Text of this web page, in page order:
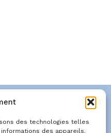
des technologies telles
des appareils.
cookies (UE)